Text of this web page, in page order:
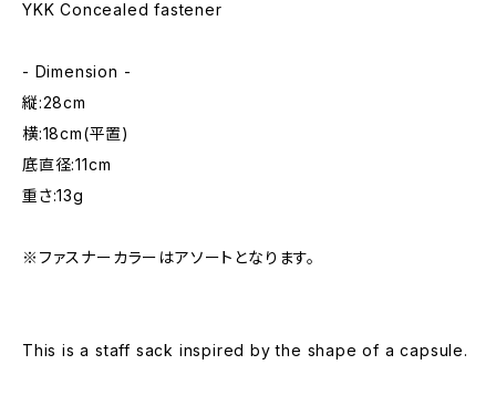
YKK Concealed fastener
- Dimension -
縦:28cm
横:18cm(平置)
底直径:11cm
重さ:13g
※ファスナーカラーはアソートとなります。
This is a staff sack inspired by the shape of a capsule.